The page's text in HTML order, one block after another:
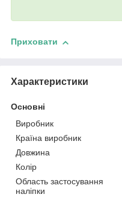
Приховати
Характеристики
Основні
Виробник
Країна виробник
Довжина
Колір
Область застосування
наліпки